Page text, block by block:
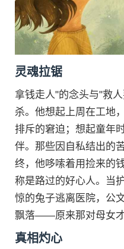
灵魂拉锯
拿钱走人"的念头与"救
杀。他想起上周在工地
排斥的窘迫；想起童年
伴。那些因自私结出的
终，他哆嗦着用捡来的
称是路过的好心人。当
惊的兔子逃离医院，公
飘落——原来那对母女才
真相灼心